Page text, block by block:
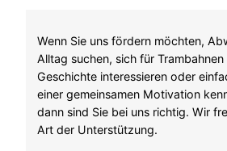
Wenn Sie uns fördern möchten,
Alltag suchen, sich für
Geschichte interessieren oder
einer gemeinsamen Motivation
dann sind Sie bei uns richtig. Wir
Art der Unterstützung.